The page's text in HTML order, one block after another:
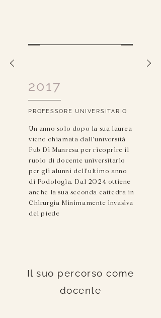
2017
PROFESSORE UNIVERSITARIO
Un anno solo dopo la sua laurea
viene chiamata dall'università
Fub Di Manresa per ricoprire il
ruolo di docente universitario
per gli alunni dell'ultimo anno
di Podologia. Dal 2024 ottiene
anche la sua seconda cattedra in
Chirurgia Minimamente invasiva
del piede
Il suo percorso come
docente